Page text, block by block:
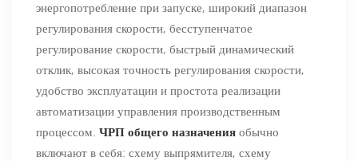
энергопотребление при запуске, широкий диапазон
регулирования скорости, бесступенчатое
регулирование скорости, быстрый динамический
отклик, высокая точность регулирования скорости,
удобство эксплуатации и простота реализации
автоматизации управления производственным
процессом. ЧРП общего назначения обычно
включают в себя: схему выпрямителя, схему